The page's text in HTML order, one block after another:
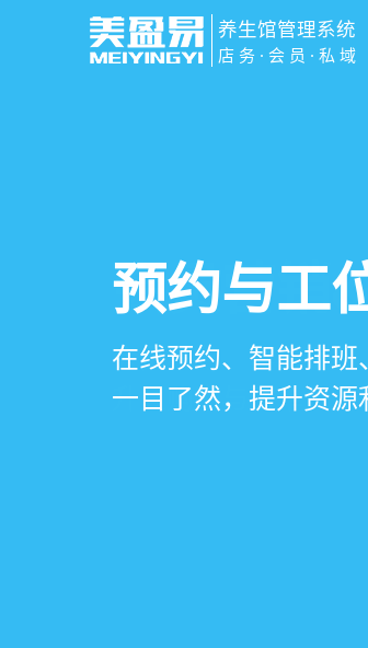
养生馆管理系统
店务·会员·私域
智慧养生
一站式解决养生馆
销全流程数字化管理
会员营销
会员积分、套餐定
升复购率与客单价
预约与工
在线预约、智能排
一目了然，提升资源
健康档案
客户体质记录、服
化展示服务价值